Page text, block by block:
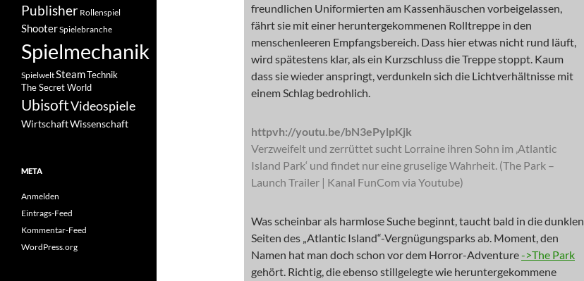
freundlichen Uniformierten am Kassenhäuschen vorbeigelassen,
fährt sie mit einer heruntergekommenen Rolltreppe in den
menschenleeren Empfangsbereich. Dass hier etwas nicht rund läuft,
wird spätestens klar, als ein Kurzschluss die Treppe stoppt. Kaum
dass sie wieder anspringt, verdunkeln sich die Lichtverhältnisse mit
einem Schlag bedrohlich.
httpvh://youtu.be/bN3ePylpKjk
Verzweifelt und zerrüttet sucht Lorraine ihren Sohn im ‚Atlantic
Island Park‘ und findet nur eine gruselige Wahrheit. (The Park –
Launch Trailer | Kanal FunCom via Youtube)
Was scheinbar als harmlose Suche beginnt, taucht bald in die dunklen
Seiten des „Atlantic Island“-Vergnügungsparks ab. Moment, den
Namen hat man doch schon vor dem Horror-Adventure->The Park
gehört. Richtig, die ebenso stillgelegte wie heruntergekommene
Publisher Rollenspiel
ShooterSpielebranche
Spielmechanik
SpielweltSteamTechnik
The Secret World
UbisoftVideospiele
WirtschaftWissenschaft
META
Anmelden
Eintrags-Feed
Kommentar-Feed
WordPress.org